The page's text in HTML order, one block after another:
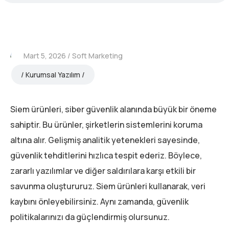
Mart 5, 2026
Soft Marketing
Kurumsal Yazılım
Siem ürünleri, siber güvenlik alanında büyük bir öneme
sahiptir. Bu ürünler, şirketlerin sistemlerini koruma
altına alır. Gelişmiş analitik yetenekleri sayesinde,
güvenlik tehditlerini hızlıca tespit ederiz. Böylece,
zararlı yazılımlar ve diğer saldırılara karşı etkili bir
savunma oluştururuz. Siem ürünleri kullanarak, veri
kaybını önleyebilirsiniz. Aynı zamanda, güvenlik
politikalarınızı da güçlendirmiş olursunuz.